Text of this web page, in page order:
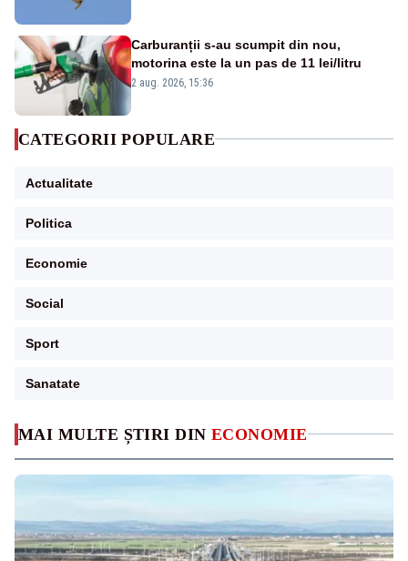
MAI MULTE ȘTIRI DIN ECONOMIE
Carburanții s-au scumpit din nou,
motorina este la un pas de 11 lei/litru
2 aug. 2026, 15:36
CATEGORII POPULARE
Actualitate
Politica
Economie
Social
Sport
Sanatate